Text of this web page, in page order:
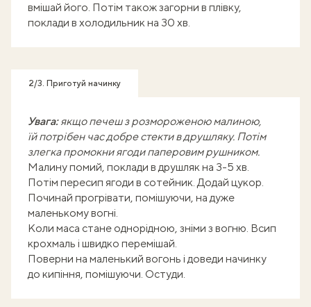
вмішай його. Потім також загорни в плівку,
поклади в холодильник на 30 хв.
2/3. Приготуй начинку
Увага:якщо печеш з розмороженою малиною,
їй потрібен час добре стекти в друшляку. Потім
злегка промокни ягоди паперовим рушником.
Малину помий, поклади в друшляк на 3-5 хв.
Потім пересип ягоди в сотейник. Додай цукор.
Починай прогрівати, помішуючи, на дуже
маленькому вогні.
Коли маса стане однорідною, зніми з вогню. Всип
крохмаль і швидко перемішай.
Поверни на маленький вогонь і доведи начинку
до кипіння, помішуючи. Остуди.